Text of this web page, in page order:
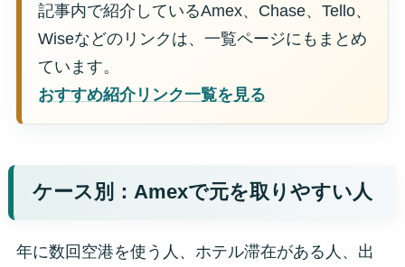
記事内で紹介しているAmex、Chase、Tello、
Wiseなどのリンクは、一覧ページにもまとめ
ています。
おすすめ紹介リンク一覧を見る
ケース別：Amexで元を取りやすい人
年に数回空港を使う人、ホテル滞在がある人、出